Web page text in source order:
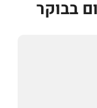
בבוקר